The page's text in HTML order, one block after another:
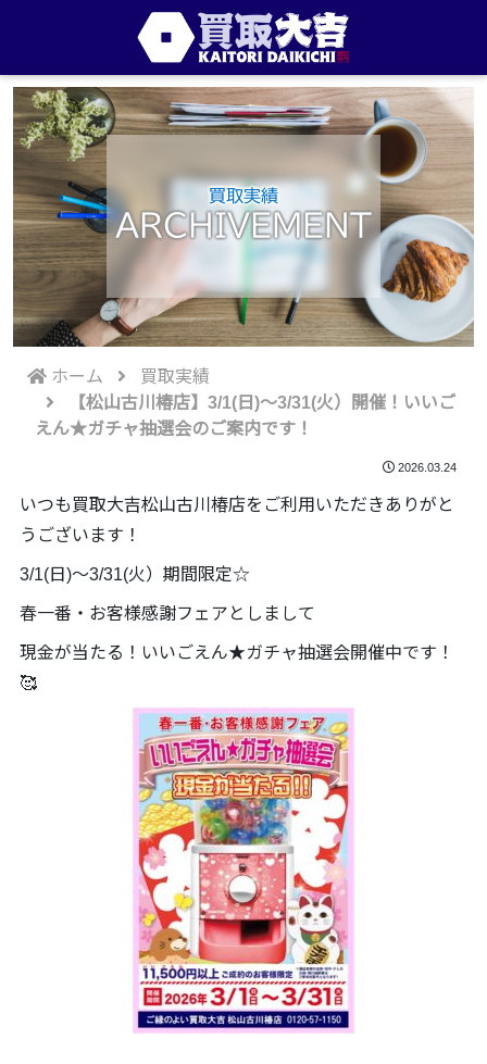
買取実績
ARCHIVEMENT
ホーム
買取実績
【松山古川椿店】3/1(日)～3/31(火）開催！いいご
えん★ガチャ抽選会のご案内です！
2026.03.24
いつも買取大吉松山古川椿店をご利用いただきありがと
うございます！
3/1(日)～3/31(火）期間限定☆
春一番・お客様感謝フェアとしまして
現金が当たる！いいごえん★ガチャ抽選会開催中です！
🥰